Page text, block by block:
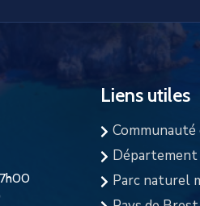
Liens utiles
Communauté
Département
Parc naturel